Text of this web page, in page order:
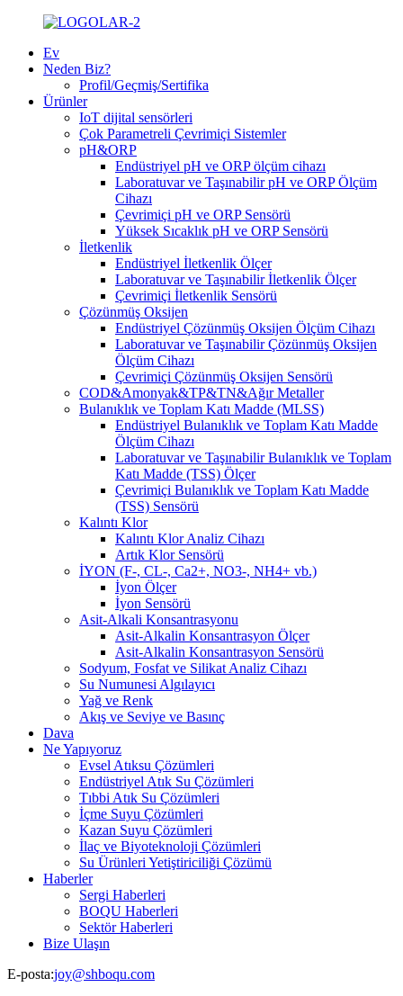
Ev
Neden Biz?
Profil/Geçmiş/Sertifika
Ürünler
IoT dijital sensörleri
Çok Parametreli Çevrimiçi Sistemler
pH&ORP
Endüstriyel pH ve ORP ölçüm cihazı
Laboratuvar ve Taşınabilir pH ve ORP Ölçüm
Cihazı
Çevrimiçi pH ve ORP Sensörü
Yüksek Sıcaklık pH ve ORP Sensörü
İletkenlik
Endüstriyel İletkenlik Ölçer
Laboratuvar ve Taşınabilir İletkenlik Ölçer
Çevrimiçi İletkenlik Sensörü
Çözünmüş Oksijen
Endüstriyel Çözünmüş Oksijen Ölçüm Cihazı
Laboratuvar ve Taşınabilir Çözünmüş Oksijen
Ölçüm Cihazı
Çevrimiçi Çözünmüş Oksijen Sensörü
COD&Amonyak&TP&TN&Ağır Metaller
Bulanıklık ve Toplam Katı Madde (MLSS)
Endüstriyel Bulanıklık ve Toplam Katı Madde
Ölçüm Cihazı
Laboratuvar ve Taşınabilir Bulanıklık ve Toplam
Katı Madde (TSS) Ölçer
Çevrimiçi Bulanıklık ve Toplam Katı Madde
(TSS) Sensörü
Kalıntı Klor
Kalıntı Klor Analiz Cihazı
Artık Klor Sensörü
İYON (F-, CL-, Ca2+, NO3-, NH4+ vb.)
İyon Ölçer
İyon Sensörü
Asit-Alkali Konsantrasyonu
Asit-Alkalin Konsantrasyon Ölçer
Asit-Alkalin Konsantrasyon Sensörü
Sodyum, Fosfat ve Silikat Analiz Cihazı
Su Numunesi Algılayıcı
Yağ ve Renk
Akış ve Seviye ve Basınç
Dava
Ne Yapıyoruz
Evsel Atıksu Çözümleri
Endüstriyel Atık Su Çözümleri
Tıbbi Atık Su Çözümleri
İçme Suyu Çözümleri
Kazan Suyu Çözümleri
İlaç ve Biyoteknoloji Çözümleri
Su Ürünleri Yetiştiriciliği Çözümü
Haberler
Sergi Haberleri
BOQU Haberleri
Sektör Haberleri
Bize Ulaşın
E-posta:joy@shboqu.com